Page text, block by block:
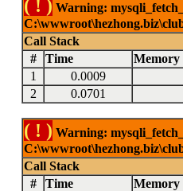
( ! ) Warning:
Call Stack
#
Time Memory
1
0.0009
2
0.0701
( ! ) Warning:
Call Stack
#
Time Memory